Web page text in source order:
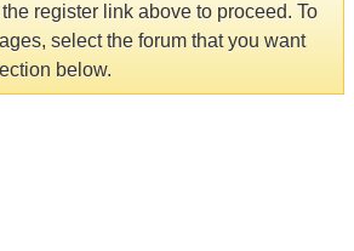
register link above to proceed. To
select the forum that you want
below.